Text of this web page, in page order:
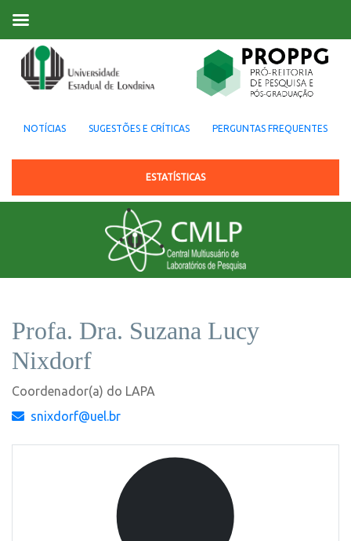
NOTÍCIAS SUGESTÕES E CRÍTICAS PERGUNTAS FREQUENTES
ESTATÍSTICAS
Profa. Dra. Suzana Lucy
Nixdorf
Coordenador(a) do LAPA
snixdorf@uel.br